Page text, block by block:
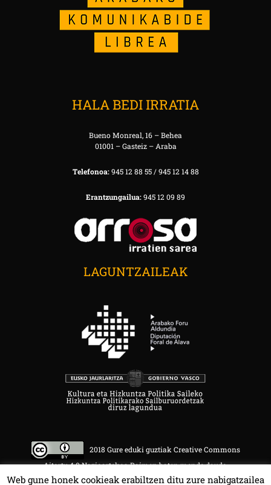
HALA BEDI IRRATIA
Bueno Monreal, 16 – Behea
01001 – Gasteiz – Araba
Telefonoa:945 12 88 55 / 945 12 14 88
Erantzungailua:945 12 09 89
LAGUNTZAILEAK
2018 Gure eduki guztiak Creative Commons
Aitortu 4.0 Nazioartekoa Baimen baten mende daude.
Web gune honek cookieak erabiltzen ditu zure nabigatzailea